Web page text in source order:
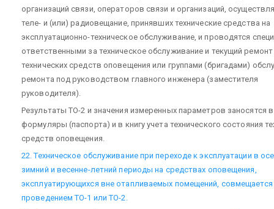
организаций связи, операторов связи и организаций,
теле- и (или) радиовещание, принявших технические средства на
эксплуатационно-техническое обслуживание, и проводятся
ответственными за техническое обслуживание и текущий ремонт
технических средств оповещения или группами (бригадами)
ремонта под руководством главного инженера (заместителя
руководителя).
Результаты ТО-2 и значения измеренных параметров заносятся в
формуляры (паспорта) и в книгу учета технического состояния
средств оповещения.
22. Техническое обслуживание при переходе к эксплуатации в
зимний и весенне-летний периоды на средствах оповещения,
эксплуатирующихся вне отапливаемых помещений, совмещается
проведением ТО-1 или ТО-2.